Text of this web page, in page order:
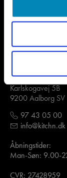
Karlskogavej 5B
9200 Aalborg SV
97 43 05 00
info@kitchn.dk
Åbningstider:
Man-Søn: 9.00-
CVR: 27428959